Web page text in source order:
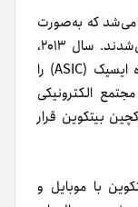
می‌شد که به‌صورت
تخصصی برای ماینینگ بیتکوین استفاده می‌شدند. سال ۲۰۱۳،
شرکت Canaan Creative نخستین دستگاه ایسیک (ASIC) را
الکترونیکی
بیتکوین قرار
با موبایل و